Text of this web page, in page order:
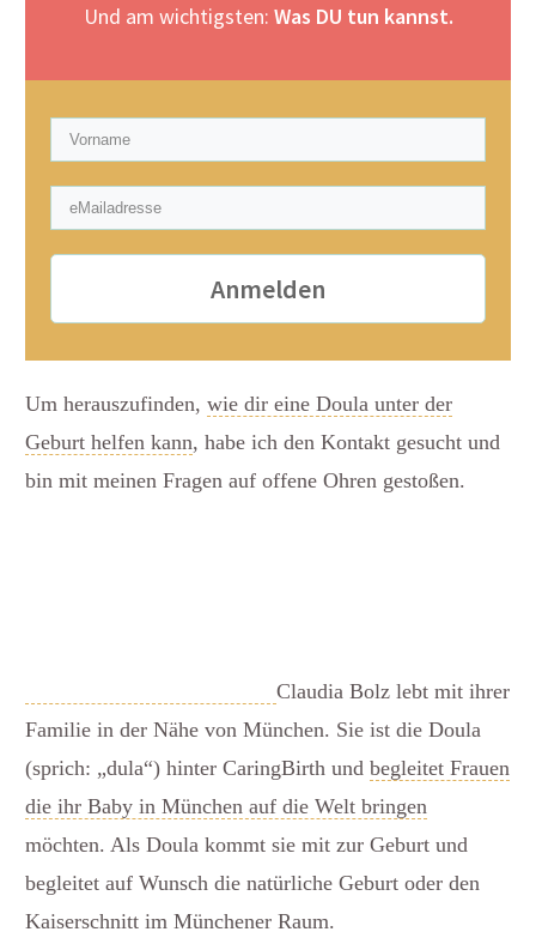
Und am wichtigsten: Was DU tun kannst.
Anmelden
Um herauszufinden, wie dir eine Doula unter der
Geburt helfen kann, habe ich den Kontakt gesucht und
bin mit meinen Fragen auf offene Ohren gestoßen.
Claudia Bolz lebt mit ihrer
Familie in der Nähe von München. Sie ist die Doula
(sprich: „dula“) hinter CaringBirth und begleitet Frauen
die ihr Baby in München auf die Welt bringen
möchten. Als Doula kommt sie mit zur Geburt und
begleitet auf Wunsch die natürliche Geburt oder den
Kaiserschnitt im Münchener Raum.